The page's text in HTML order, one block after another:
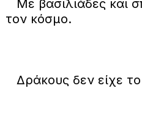
Με βασιλιάδες και
τον κόσμο.
Δράκους δεν είχε